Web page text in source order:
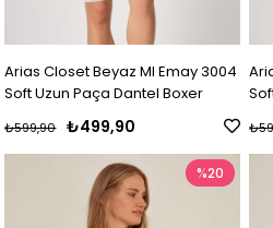
Arias Closet Beyaz MI Emay 3004
Soft Uzun Paça Dantel Boxer
₺499,90
₺599,90
%20